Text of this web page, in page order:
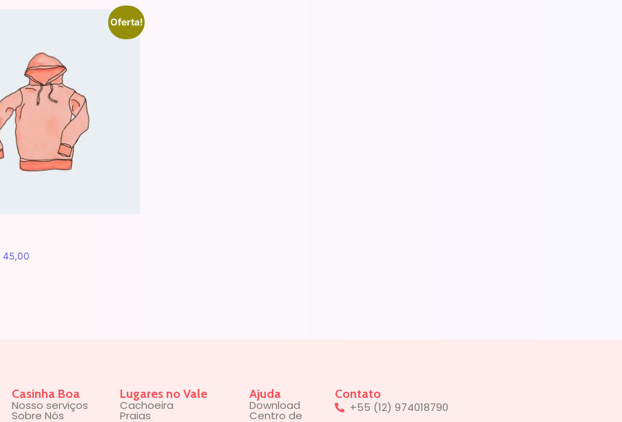
Oferta!
45,00
Casinha Boa
Nosso serviços
Sobre Nós
Lugares no Vale
Cachoeira
Praias
Ajuda
Download
Centro de
Contato
+55 (12) 974018790